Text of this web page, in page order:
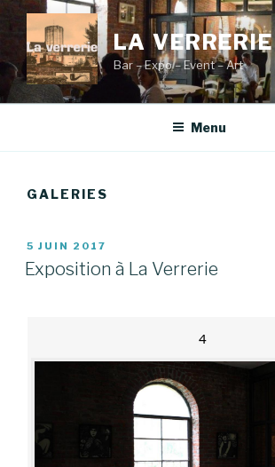
contenu
principal
LA VERRERIE
Bar – Expo – Event – Art
Menu
GALERIES
PUBLIÉ
LE
5 JUIN 2017
Exposition à La Verrerie
4